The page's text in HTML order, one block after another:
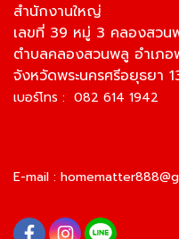
สำนักงานใหญ่
เลขที่ 39 หมู่ 3 คลองสวน
ตำบลคลองสวนพลู อำเภอ
จังหวัดพระนครศรีอยุธยา
เบอร์โทร : 082 614 1942
E-mail :